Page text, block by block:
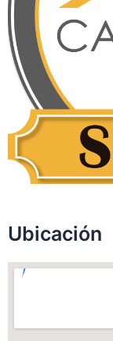
Ubicación